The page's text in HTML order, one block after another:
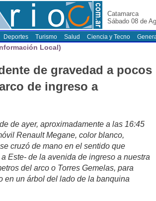
Catamarca
Sábado 08 de
Deportes Turismo Salud Ciencia y Tecno
Local)
de gravedad a pocos
de ingreso a
de ayer, aproximadamente a las 16:45
Renault Megane, color blanco,
cruzó de mano en el sentido que
Este- de la avenida de ingreso a nuestra
del arco o Torres Gemelas, para
en un árbol del lado de la banquina